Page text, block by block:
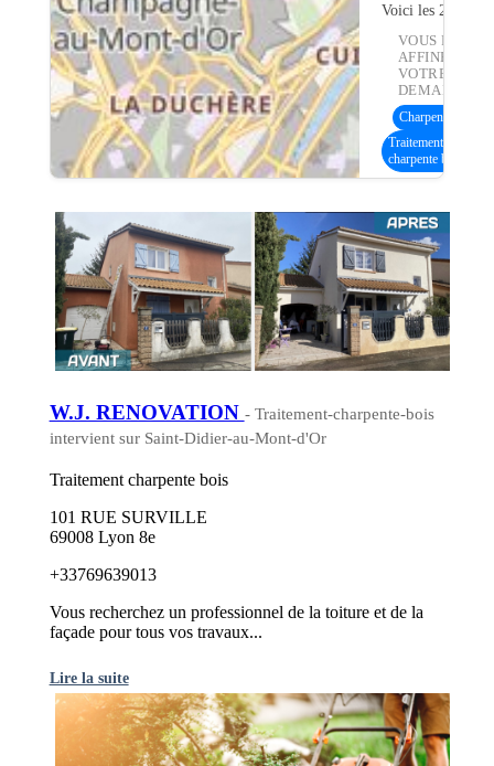
Voici les 20
VOUS
AFFINER
VOTRE
DEMANDE :
Charpente bois
Traitement
charpente bois
W.J. RENOVATION - Traitement-charpente-bois
intervient sur Saint-Didier-au-Mont-d'Or
Traitement charpente bois
101 RUE SURVILLE
69008 Lyon 8e
+33769639013
Vous recherchez un professionnel de la toiture et de la
façade pour tous vos travaux...
Lire la suite